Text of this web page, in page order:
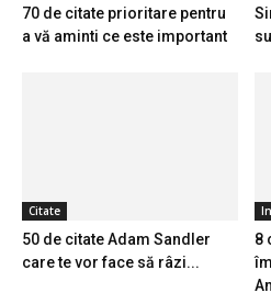
70 de citate prioritare pentru
a vă aminti ce este important
Citate
50 de citate Adam Sandler
care te vor face să râzi...
8
An